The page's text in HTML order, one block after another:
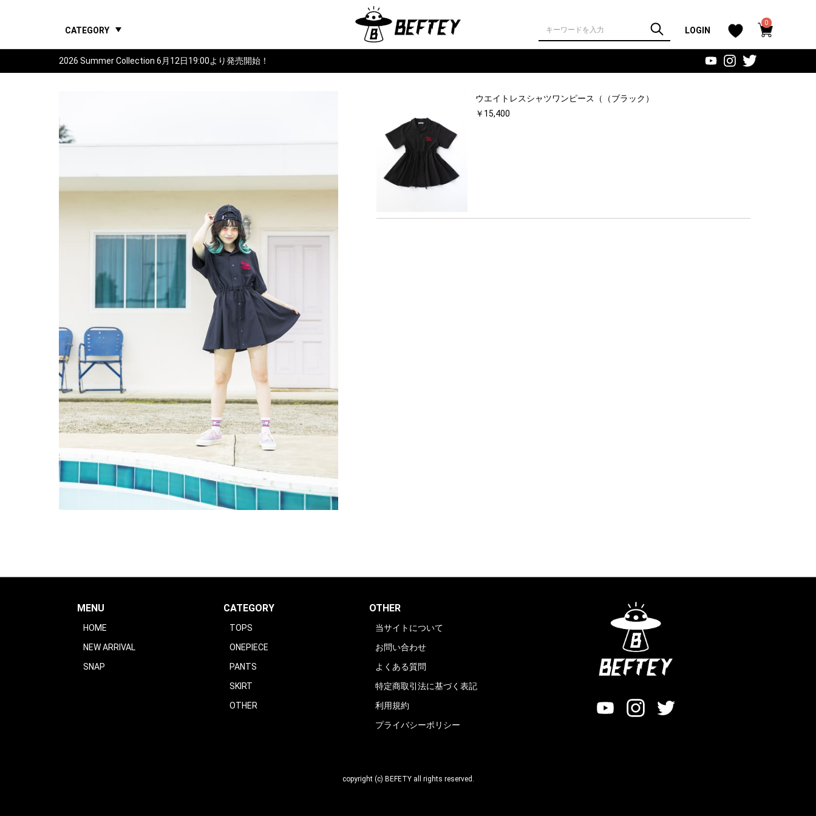
LOGIN
0
2026 Summer Collection 6月12日19:00より発売開始！
CATEGORY
ウエイトレスシャツワンピース（
（ブラック）
￥15,400
MENU
HOME
NEW ARRIVAL
SNAP
CATEGORY
TOPS
ONEPIECE
PANTS
SKIRT
OTHER
OTHER
当サイトについて
お問い合わせ
よくある質問
特定商取引法に基づく表記
利用規約
プライバシーポリシー
copyright (c) BEFETY all rights reserved.